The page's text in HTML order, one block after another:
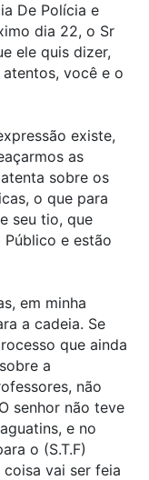
De Polícia e
dia 22, o Sr
ele quis dizer,
atentos, você e o
existe,
as
sobre os
o que para
seu tio, que
e estão
em minha
a cadeia. Se
que ainda
a
não
senhor não teve
e no
o (S.T.F)
coisa vai ser feia